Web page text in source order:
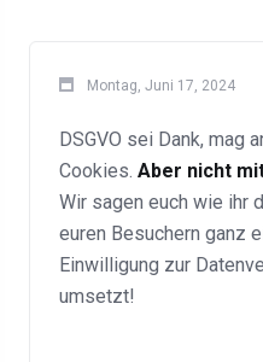
Montag, Juni 17, 2024
DSGVO sei Dank, mag
Cookies. Aber nicht
Wir sagen euch wie ihr
euren Besuchern ganz
Einwilligung zur
umsetzt!